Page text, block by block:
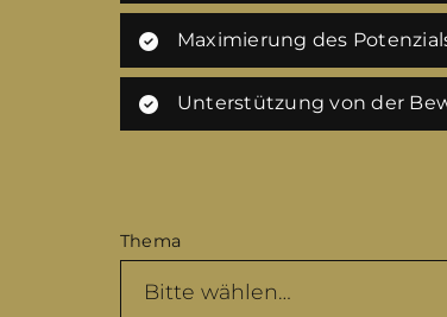
Maximierung des
Unterstützung von der
Thema